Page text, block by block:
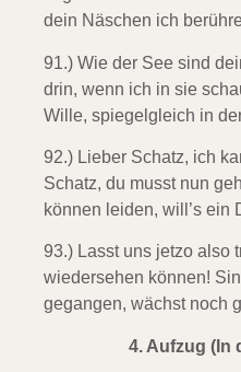
dein Näschen ich
91.) Wie der See sind
drin, wenn ich in sie
Wille, spiegelgleich in
92.) Lieber Schatz, ich
Schatz, du musst nun
können leiden, will’s ein
93.) Lasst uns jetzo also
wiedersehen können!
gegangen, wächst noch
4.Aufzug (In